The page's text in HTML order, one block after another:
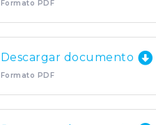
Formato PDF
Descargar documento
Formato PDF